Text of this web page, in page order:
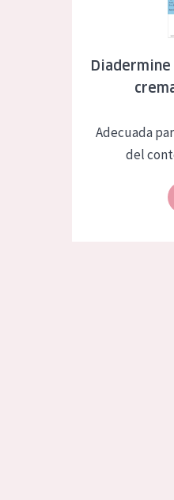
Piel madura
Piel menopáusica
Adecuada
del